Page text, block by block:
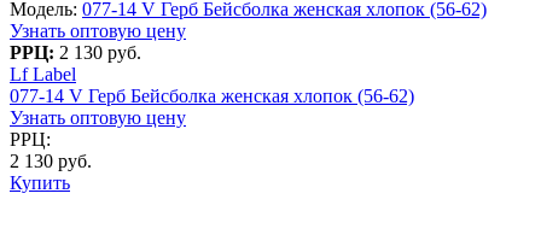
Модель: 077-14 V Герб Бейсболка женская хлопок (56-62)
Узнать оптовую цену
РРЦ: 2 130 руб.
Lf Label
077-14 V Герб Бейсболка женская хлопок (56-62)
Узнать оптовую цену
РРЦ:
2 130 руб.
Купить